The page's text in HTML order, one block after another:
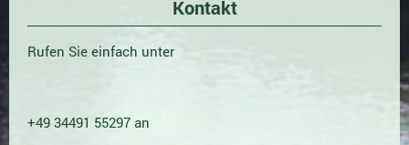
Kontakt
Rufen Sie einfach unter
+49 34491 55297 an